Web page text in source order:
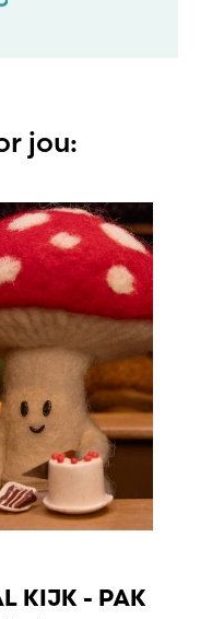
jou:
KIJK - PAK